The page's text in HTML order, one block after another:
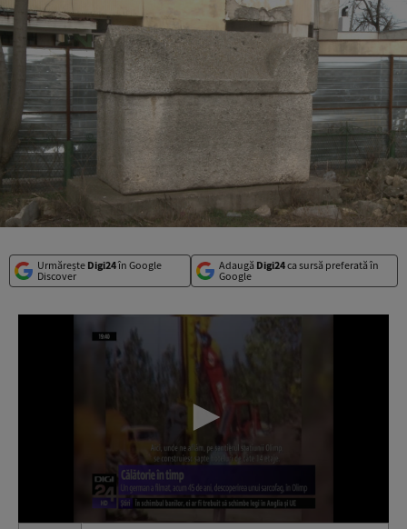
Urmărește Digi24în Google
Discover
Adaugă Digi24ca sursă preferată în
Google